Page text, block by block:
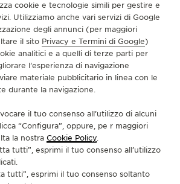
GLI EVENTI
ALLA PAGINA INSTAGRAM DI JAEGER-
VAI ALLA PAGINA LINKEDIN DI JAEGER-
VAI ALLA PAGINA FACEBOOK DI
VAI ALLA PAGINA YOUTUBE
VAI ALLA PAGINA
VAI ALLA PAGINA
ALLA NEWSLETTER
DI NOI
cookie e tecnologie simili per gestire e
Utilizziamo anche vari servizi di Google
degli annunci (per maggiori
il sito Privacy e Termini di Google)
analitici e a quelli di terze parti per
l'esperienza di navigazione
materiale pubblicitario in linea con le
durante la navigazione.
il tuo consenso all’utilizzo di alcuni
“Configura”, oppure, pe r maggiori
la nostra Cookie Policy.
tutti”, esprimi il tuo consenso all’utilizzo
tutti”, esprimi il tuo consenso soltanto